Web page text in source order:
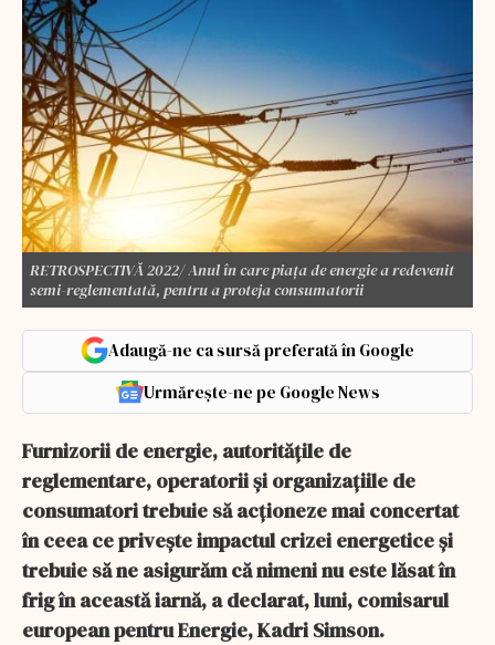
RETROSPECTIVĂ 2022/ Anul în care piaţa de energie a redevenit
semi-reglementată, pentru a proteja consumatorii
Adaugă-ne ca sursă preferată în Google
Urmărește-ne pe Google News
Furnizorii de energie, autorităţile de
reglementare, operatorii şi organizaţiile de
consumatori trebuie să acţioneze mai concertat
în ceea ce priveşte impactul crizei energetice şi
trebuie să ne asigurăm că nimeni nu este lăsat în
frig în această iarnă, a declarat, luni, comisarul
european pentru Energie, Kadri Simson.